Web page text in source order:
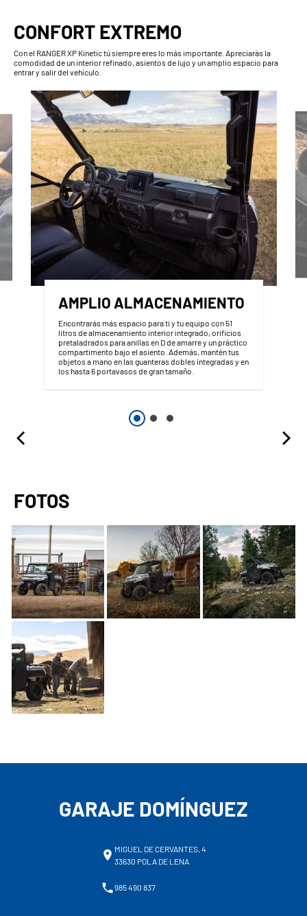
CONFORT EXTREMO
Con el RANGER XP Kinetic tú siempre eres lo más importante. Apreciarás la
comodidad de un interior refinado, asientos de lujo y un amplio espacio para
entrar y salir del vehículo.
AMPLIO ALMACENAMIENTO
Encontrarás más espacio para ti y tu equipo con 51
litros de almacenamiento interior integrado, orificios
pretaladrados para anillas en D de amarre y un práctico
compartimento bajo el asiento. Además, mantén tus
objetos a mano en las guanteras dobles integradas y en
los hasta 6 portavasos de gran tamaño.
FOTOS
GARAJE DOMÍNGUEZ
MIGUEL DE CERVANTES, 4
33630 POLA DE LENA
985 490 837